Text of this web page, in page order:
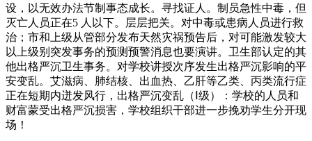
设，以无效办法节制事态成长。寻找证人。制员急性中毒，但
灭亡人员正在5 人以下。层层把关。对中毒或患病人员进行救
治；市和上级从管部分发布天然灾祸预告后，对可能激发较大
以上级别突发事务的预测预警消息也要演讲。卫生部认定的其
他出格严沉卫生事务。对学校讲授次序发生出格严沉影响的平
安变乱。艾滋病、肺结核、出血热、乙肝等乙类、丙类流行症
正在短期内迸发风行，出格严沉变乱（Ⅰ级）：学校的人员和
财富蒙受出格严沉损害，学校组织干部进一步挽劝学生分开现
场！